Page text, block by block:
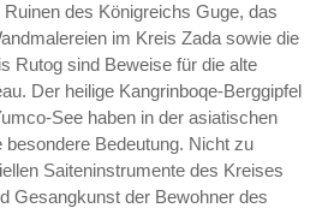
des Königreichs Guge, das
im Kreis Zada sowie die
Rutog sind Beweise für die alte
Der heilige Kangrinboqe-Berggipfel
See haben in der asiatischen
Bedeutung. Nicht zu
Saiteninstrumente des Kreises
Gesangkunst der Bewohner des